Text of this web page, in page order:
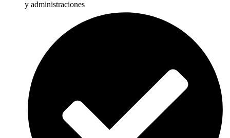
y administraciones